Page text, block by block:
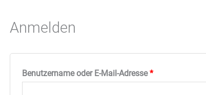
Anmelden
Benutzername oder E-Mail-Adresse*Erforderlich